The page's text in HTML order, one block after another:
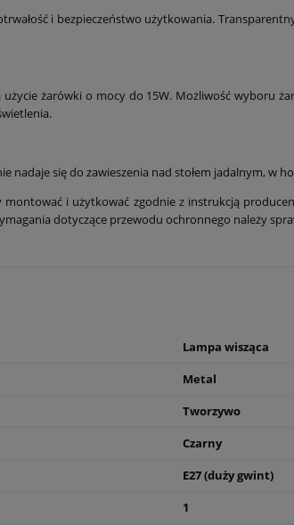
i bezpieczeństwo użytkowania.
żarówki o mocy do 15W. Możliwość
nadaje się do zawieszenia nad stołem jadalnym, w
i użytkować zgodnie z instrukcją
dotyczące przewodu ochronnego należy
Lampa wisząca
Metal
Tworzywo
Czarny
E27 (duży gwint)
1